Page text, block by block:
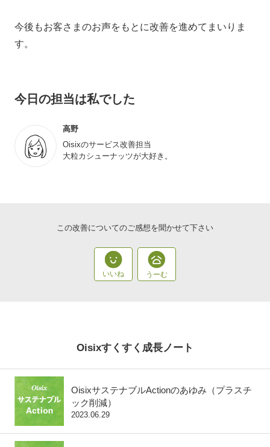
今後もお客さまのお声をもとに改善を進めてまいりま
す。
今日の担当は私でした
高野
Oisixのサービス改善担当
大粒カシューナッツが大好き。
この改善についてのご感想を聞かせて下さい
Oisixすくすく成長ノート
OisixサステナブルActionのあゆみ（プラスチ
ック削減）
2023.06.29